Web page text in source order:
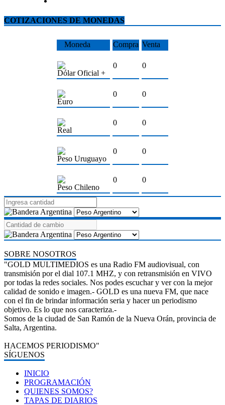
COTIZACIONES DE MONEDAS
Moneda Compra Venta
Dólar Oficial +
0 0
Euro
0 0
Real
0 0
Peso Uruguayo
0 0
Peso Chileno
0 0
SOBRE NOSOTROS
"GOLD MULTIMEDIOS es una Radio FM audiovisual, con
transmisión por el dial 107.1 MHZ, y con retransmisión en VIVO
por todas la redes sociales. Nos podes escuchar y ver con la mejor
calidad de sonido e imagen.- GOLD es una nueva FM, que nace
con el fin de brindar información seria y hacer un periodismo
objetivo. Es lo que nos caracteriza.-
Somos de la ciudad de San Ramón de la Nueva Orán, provincia de
Salta, Argentina.
HACEMOS PERIODISMO"
SÍGUENOS
INICIO
PROGRAMACIÓN
QUIENES SOMOS?
TAPAS DE DIARIOS